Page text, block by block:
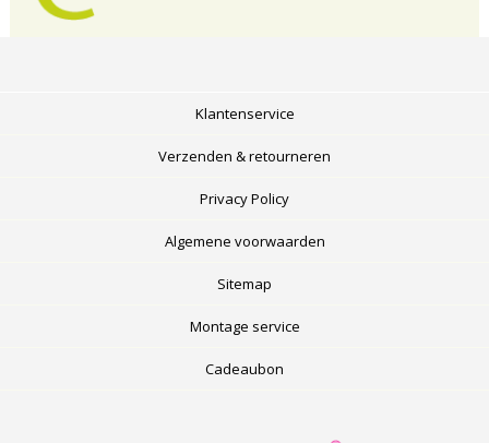
Klantenservice
Verzenden & retourneren
Privacy Policy
Algemene voorwaarden
Sitemap
Montage service
Cadeaubon